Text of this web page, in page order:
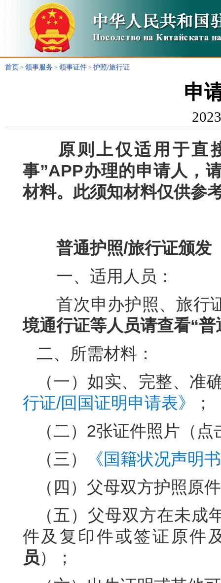
首页 > 领事服务 > 领事证件 > 护照/旅行证
申
原则上仅适用于直
事”APP办理的申请人，
材料。此须知材料仅供参
普通护照/旅行证颁发
一、适用人员：
首次申办护照、旅行
境通行证等人员请查看“
二、所需材料：
（一）如实、完整、准
行证/回国证明申请表》
；
（二）2张证件照片（点
（三）
《国籍状况声明
（四）父母双方护照原
（五）父母双方在未
件及复印件或签证原件
员）；